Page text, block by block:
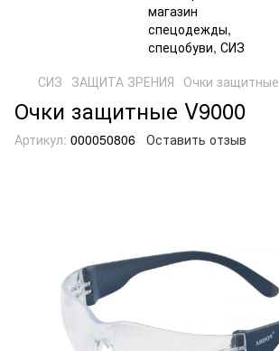
СИЗ ЗАЩИТА ЗРЕНИЯ Очки защитные
Очки защитные V9000
Артикул: 000050806 Оставить отзыв